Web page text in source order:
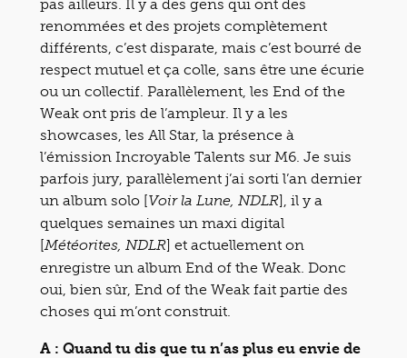
pas ailleurs. Il y a des gens qui ont des
renommées et des projets complètement
différents, c’est disparate, mais c’est bourré de
respect mutuel et ça colle, sans être une écurie
ou un collectif. Parallèlement, les End of the
Weak ont pris de l’ampleur. Il y a les
showcases, les All Star, la présence à
l’émission Incroyable Talents sur M6. Je suis
parfois jury, parallèlement j’ai sorti l’an dernier
un album solo [Voir la Lune, NDLR], il y a
quelques semaines un maxi digital
[Météorites, NDLR] et actuellement on
enregistre un album End of the Weak. Donc
oui, bien sûr, End of the Weak fait partie des
choses qui m’ont construit.
A : Quand tu dis que tu n’as plus eu envie de